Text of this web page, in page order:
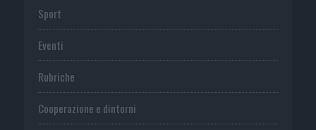
Sport
Eventi
Rubriche
Cooperazione e dintorni